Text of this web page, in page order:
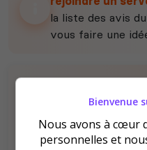
la liste des avis
vous faire une
Bienvenue
Nous avons à cœur
personnelles et